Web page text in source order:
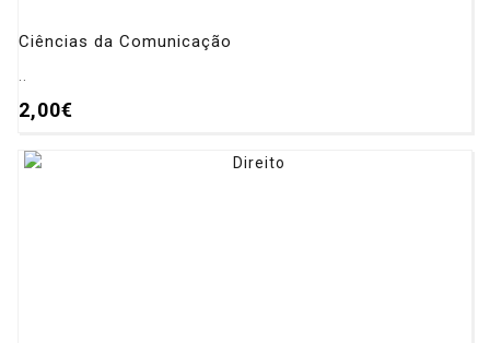
Ciências da Comunicação
2,00€